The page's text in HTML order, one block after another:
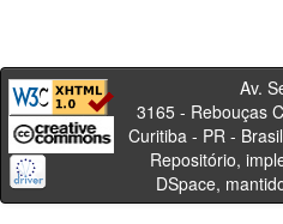
Av. Sete
3165 - Rebouças
Curitiba -
Repositório,
DSpace,